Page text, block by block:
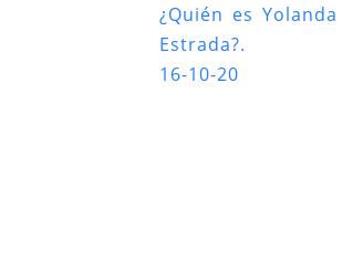
¿Quién es Yolanda
Estrada?.
16-10-20